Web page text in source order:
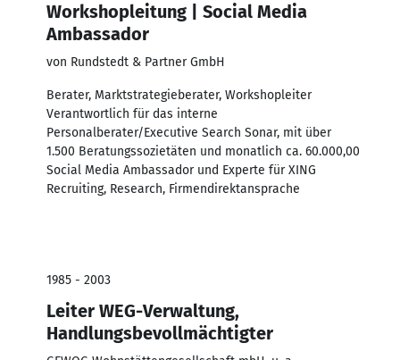
Workshopleitung | Social Media
Ambassador
von Rundstedt & Partner GmbH
Berater, Marktstrategieberater, Workshopleiter
Verantwortlich für das interne
Personalberater/Executive Search Sonar, mit über
1.500 Beratungssozietäten und monatlich ca. 60.000,00
Social Media Ambassador und Experte für XING
Recruiting, Research, Firmendirektansprache
1985 - 2003
Leiter WEG-Verwaltung,
Handlungsbevollmächtigter